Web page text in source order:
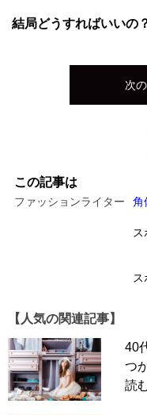
結局どうすればいい
次
この記事は
ファッションライター 角
ス
ス
【人気の関連記事】
40
つ
読